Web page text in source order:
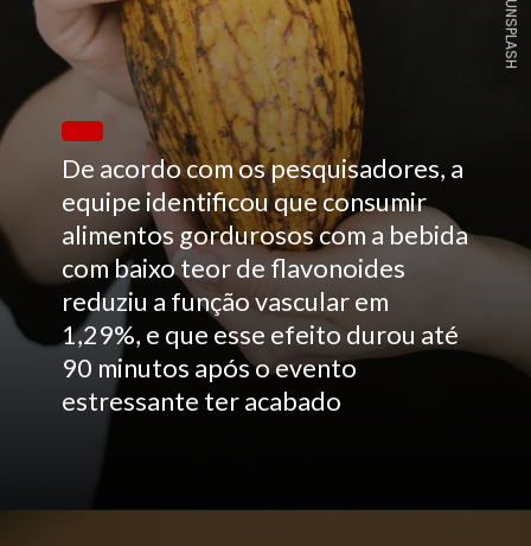
De acordo com os pesquisadores, a
equipe identificou que consumir
alimentos gordurosos com a bebida
com baixo teor de flavonoides
reduziu a função vascular em
1,29%, e que esse efeito durou até
90 minutos após o evento
estressante ter acabado
UNSPLASH